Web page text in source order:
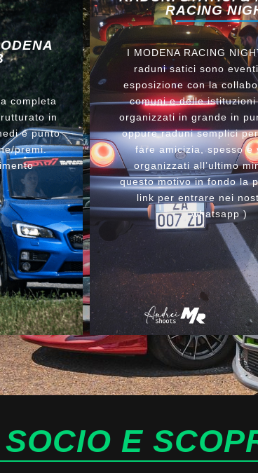
completa
in
e punto
premi.
RACING
I MODENA RACING
raduni satici sono
esposizione con la
comuni e delle
organizzati in grande in
oppure raduni semplici
fare amicizia, spesso e
organizzati all’ultimo
questo motivo in fondo la
link per entrare nei
whatsapp )
E